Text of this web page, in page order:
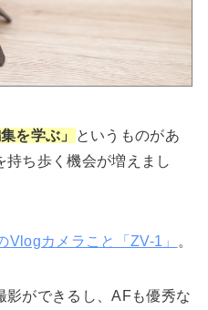
を学ぶ」
というものがあ
持ち歩く機会が増えまし
Vlogカメラこと「ZV-1」 。
影ができるし、AFも優秀な